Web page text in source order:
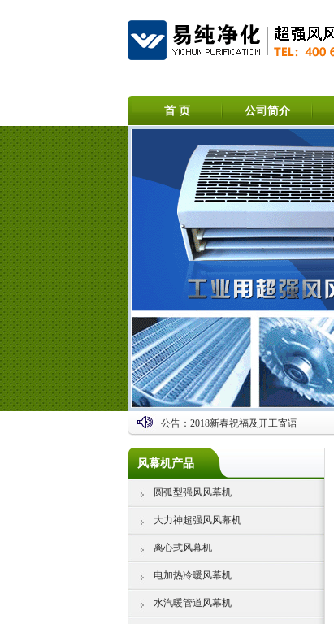
首 页 公司简介
公告： 2018新春祝福及开工寄语
风幕机产品
圆弧型强风风幕机
大力神超强风风幕机
离心式风幕机
电加热冷暖风幕机
水汽暖管道风幕机